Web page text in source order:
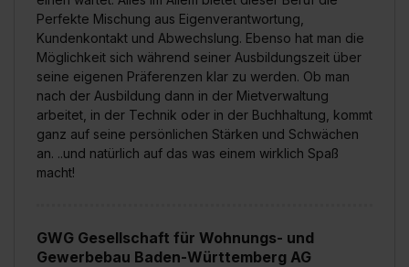
Perfekte Mischung aus Eigenverantwortung,
Kundenkontakt und Abwechslung. Ebenso hat man die
Möglichkeit sich während seiner Ausbildungszeit über
seine eigenen Präferenzen klar zu werden. Ob man
nach der Ausbildung dann in der Mietverwaltung
arbeitet, in der Technik oder in der Buchhaltung, kommt
ganz auf seine persönlichen Stärken und Schwächen
an. ..und natürlich auf das was einem wirklich Spaß
macht!
GWG Gesellschaft für Wohnungs- und
Gewerbebau Baden-Württemberg AG